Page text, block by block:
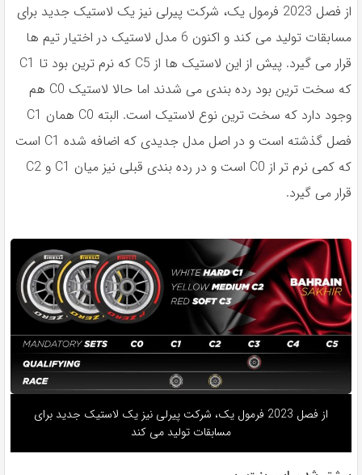
از فصل 2023 فرمول یک، شرکت پیرلی نیز یک لاستیک جدید برای
مسابقات تولید می کند و اکنون 6 مدل لاستیک در اختیار تیم ها
قرار می گیرد. پیش از این لاستیک ها از C5 که نرم ترین بود تا C1
که سخت ترین بود رده بندی می شدند اما حالا لاستیک C0 هم
وجود دارد که سخت ترین نوع لاستیک است. البته C0 همان C1
فصل گذشته است و در اصل مدل جدیدی که اضافه شده C1 است
که کمی نرم تر از C0 است و در رده بندی قبلی نیز میان C1 و C2
قرار می گیرد.
از فصل 2023 فرمول یک، شرکت پیرلی نیز یک لاستیک جدید برای
مسابقات تولید می کند